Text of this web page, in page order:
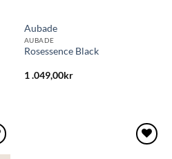
Aubade
AUBADE
Rosessence Black
1 .049,00kr